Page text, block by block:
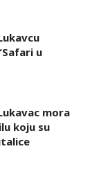
u
mora
koju su